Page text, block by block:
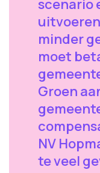
scenario
minder
moet
Groen
NV
te veel